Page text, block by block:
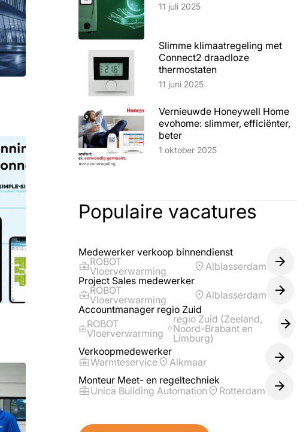
11 juli 2025
Slimme klimaatregeling met
Connect2 draadloze
thermostaten
Lees artikel
11 juni 2025
Vernieuwde Honeywell Home
evohome: slimmer, efficiënter,
beterLees artikel
1 oktober 2025
Populaire vacatures
Medewerker verkoop binnendienst
ROBOT
Vloerverwarming
Alblasserdam
Project Sales medewerker
ROBOT
Vloerverwarming
Alblasserdam
Accountmanager regio Zuid
ROBOT
Vloerverwarming
regio Zuid (Zeeland,
Noord-Brabant en
Limburg)
Verkoopmedewerker
Warmteservice
Alkmaar
Monteur Meet- en regeltechniek
Unica Building Automation
Rotterdam